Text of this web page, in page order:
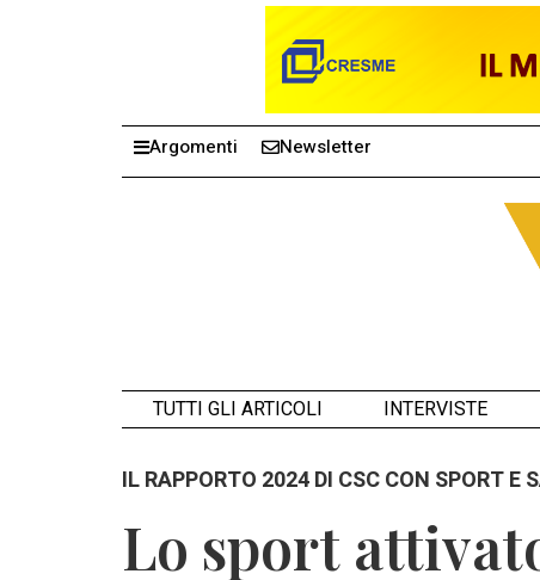
Argomenti Newsletter
TUTTI GLI ARTICOLI INTERVISTE
IL RAPPORTO 2024 DI CSC CON SPORT E
Lo sport